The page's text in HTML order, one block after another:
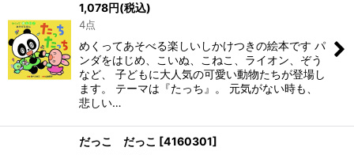
1,078円(税込)
4点
めくってあそべる楽しいしかけつきの絵本です パ
ンダをはじめ、こいぬ、こねこ、ライオン、ぞう
など、 子どもに大人気の可愛い動物たちが登場し
ます。 テーマは『たっち』。 元気がない時も、
悲しい…
だっこ だっこ [4160301]